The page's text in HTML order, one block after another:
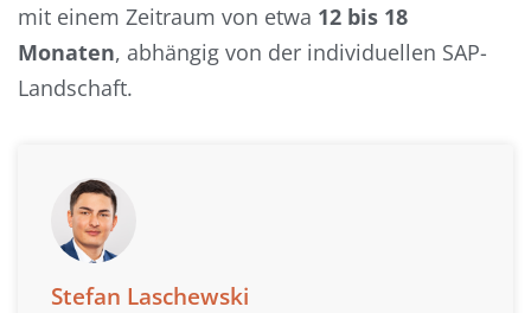
mit einem Zeitraum von etwa 12 bis 18
Monaten, abhängig von der individuellen SAP-
Landschaft.
Stefan Laschewski